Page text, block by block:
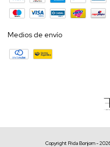
Medios de envío
Copyright Frida Bonjorn -